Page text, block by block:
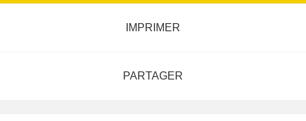
IMPRIMER
PARTAGER